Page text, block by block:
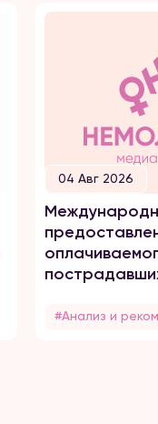
04 Авг 2026
#Анализ и